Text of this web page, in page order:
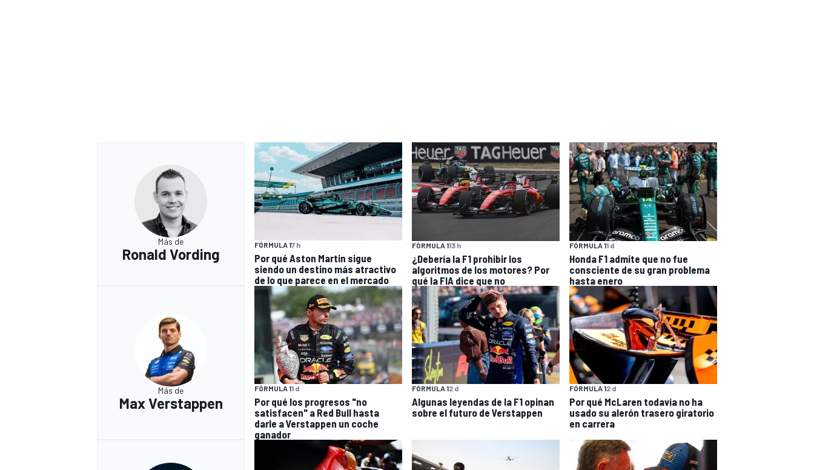
Más de
Ronald Vording
FÓRMULA 17 h
Por qué Aston Martin sigue
siendo un destino más atractivo
de lo que parece en el mercado
FÓRMULA 113 h
¿Debería la F1 prohibir los
algoritmos de los motores? Por
qué la FIA dice que no
FÓRMULA 11 d
Honda F1 admite que no fue
consciente de su gran problema
hasta enero
Más de
Max Verstappen
FÓRMULA 11 d
Por qué los progresos "no
satisfacen" a Red Bull hasta
darle a Verstappen un coche
ganador
FÓRMULA 12 d
Algunas leyendas de la F1 opinan
sobre el futuro de Verstappen
FÓRMULA 12 d
Por qué McLaren todavía no ha
usado su alerón trasero giratorio
en carrera